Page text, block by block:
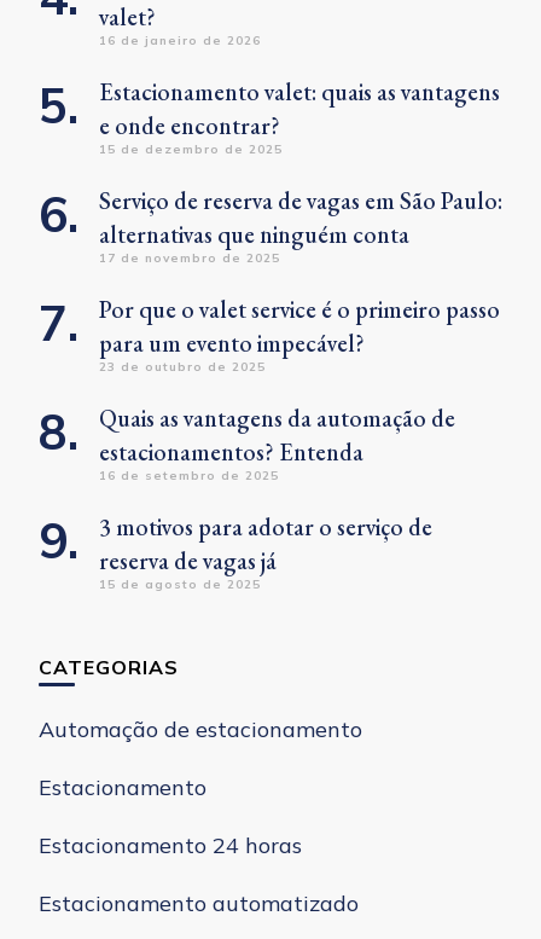
valet?
16 de janeiro de 2026
Estacionamento valet: quais as vantagens
e onde encontrar?
15 de dezembro de 2025
Serviço de reserva de vagas em São Paulo:
alternativas que ninguém conta
17 de novembro de 2025
Por que o valet service é o primeiro passo
para um evento impecável?
23 de outubro de 2025
Quais as vantagens da automação de
estacionamentos? Entenda
16 de setembro de 2025
3 motivos para adotar o serviço de
reserva de vagas já
15 de agosto de 2025
CATEGORIAS
Automação de estacionamento
Estacionamento
Estacionamento 24 horas
Estacionamento automatizado